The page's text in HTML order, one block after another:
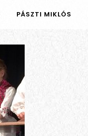
PÁSZTI MIKLÓS